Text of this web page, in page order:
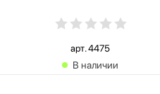
арт. 4475
В наличии